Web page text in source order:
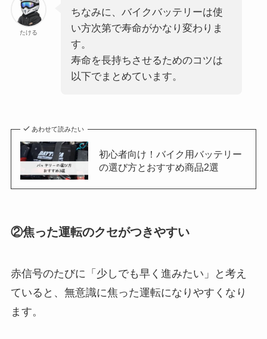
たける
ちなみに、バイクバッテリーは使
い方次第で寿命がかなり変わりま
す。
寿命を長持ちさせるためのコツは
以下でまとめています。
あわせて読みたい
初心者向け！バイク用バッテリー
の選び方とおすすめ商品2選
②焦った運転のクセがつきやすい
赤信号のたびに「少しでも早く進みたい」と考え
ていると、無意識に焦った運転になりやすくなり
ます。